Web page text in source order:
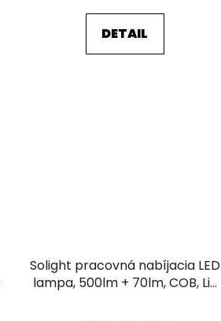
DETAIL
Solight pracovná nabíjacia LED
lampa, 500lm + 70lm, COB, Li-